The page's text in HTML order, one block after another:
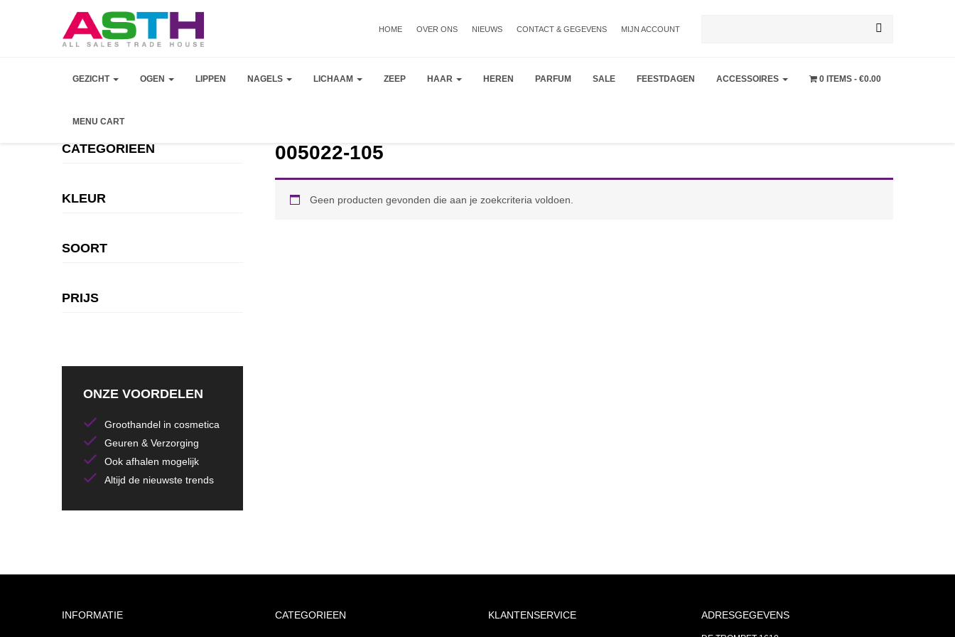
HOME OVER ONS NIEUWS CONTACT & GEGEVENS MIJN ACCOUNT
naar:
GEZICHT OGEN LIPPEN NAGELS LICHAAM ZEEP HAAR HEREN PARFUM SALE FEESTDAGEN ACCESSOIRES 0 ITEMS €0.00
MENU CART
CATEGORIEEN
KLEUR
SOORT
PRIJS
ONZE VOORDELEN
Groothandel in cosmetica
Geuren & Verzorging
Ook afhalen mogelijk
Altijd de nieuwste trends
005022-105
Geen producten gevonden die aan je zoekcriteria voldoen.
INFORMATIE CATEGORIEEN KLANTENSERVICE ADRESGEGEVENS